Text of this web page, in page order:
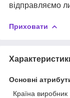
відправляємо
Приховати
Основні
Країна виробник